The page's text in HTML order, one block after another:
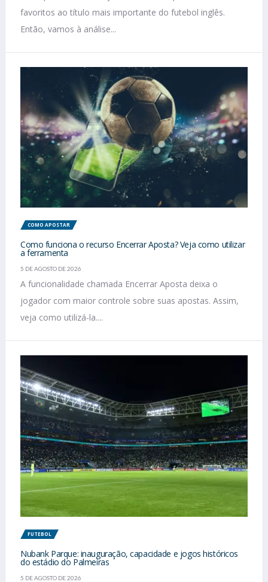
favoritos ao título mais importante do futebol inglês.
Então, vamos à análise...
COMO APOSTAR
Como funciona o recurso Encerrar Aposta? Veja como utilizar
a ferramenta
5 DE AGOSTO DE 2026
A funcionalidade chamada Encerrar Aposta deixa o
jogador com maior controle sobre suas apostas. Assim,
veja como utilizá-la....
FUTEBOL
Nubank Parque: inauguração, capacidade e jogos históricos
do estádio do Palmeiras
5 DE AGOSTO DE 2026